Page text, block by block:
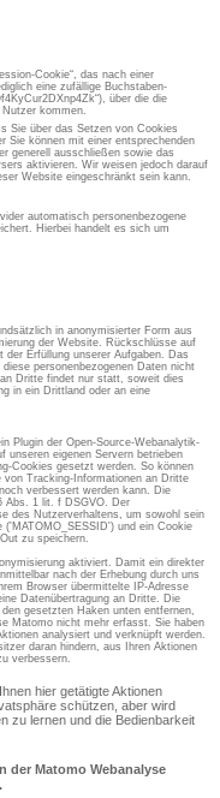
Cookie“, das nach einer
eine zufällige Buchstaben-
über die die
kommen.
Sie über das Setzen von Cookies
Sie können mit einer entsprechenden
generell ausschließen sowie das
aktivieren. Wir weisen jedoch darauf
Website eingeschränkt sein kann.
automatisch personenbezogene
Hierbei handelt es sich um
in anonymisierter Form aus
der Website. Rückschlüsse auf
der Erfüllung unserer Aufgaben. Das
personenbezogenen Daten nicht
Dritte findet nur statt, soweit dies
in ein Drittland oder an eine
Plugin der Open-Source-Webanalytik-
unseren eigenen Servern betrieben
Cookies gesetzt werden. So können
von Tracking-Informationen an Dritte
verbessert werden kann. Die
Abs. 1 lit. f DSGVO. Der
des Nutzerverhaltens, um sowohl sein
und ein Cookie
zu speichern.
aktiviert. Damit ein direkter
nach der Erhebung durch uns
Browser übermittelte IP-Adresse
Datenübertragung an Dritte. Die
gesetzten Haken unten entfernen,
Matomo nicht mehr erfasst. Sie haben
analysiert und verknüpft werden.
daran hindern, aus Ihren Aktionen
verbessern.